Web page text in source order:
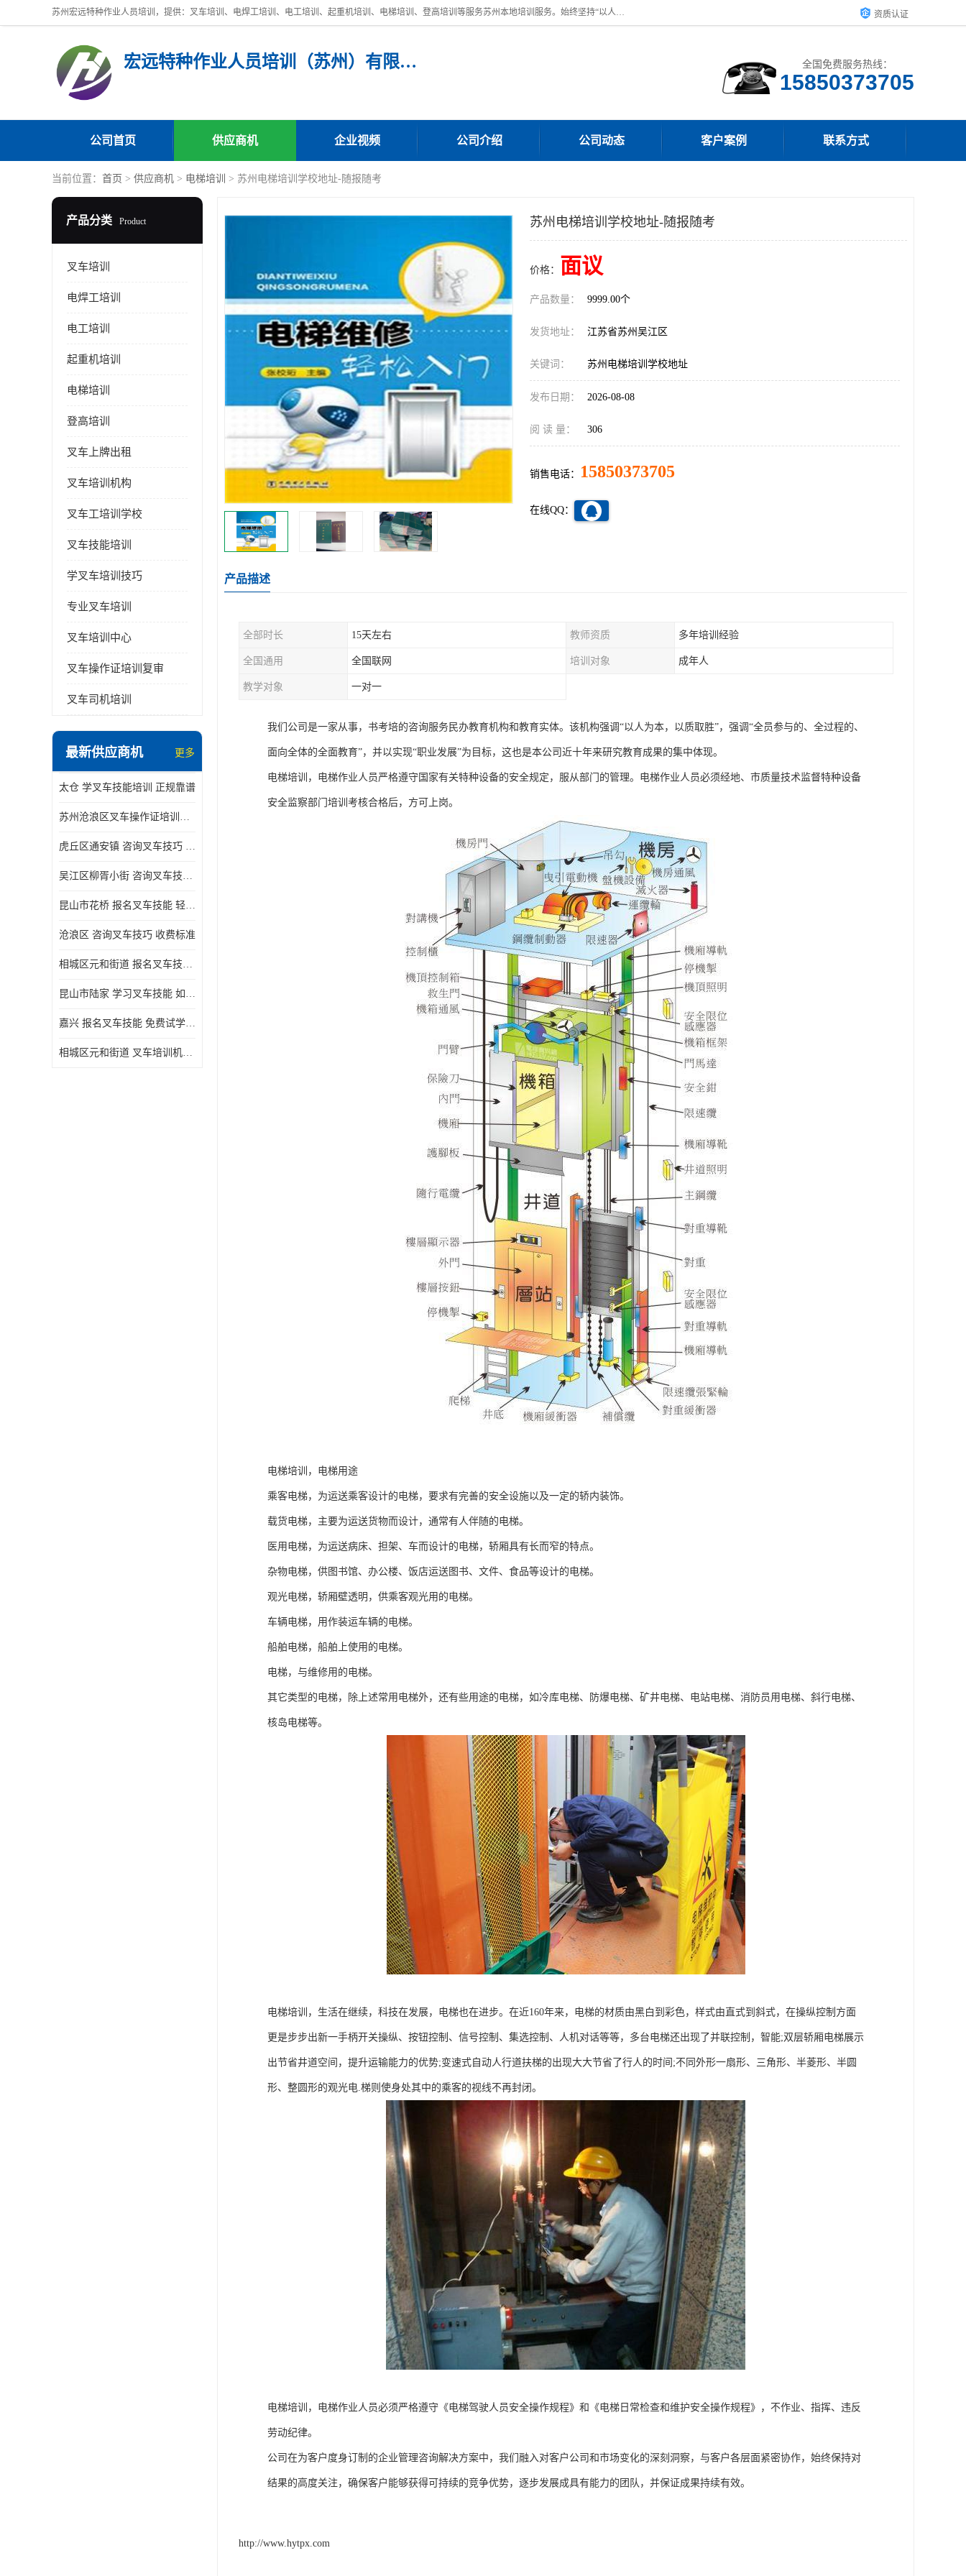
苏州宏远特种作业人员培训，提供：叉车培训、电焊工培训、电工培训、起重机培训、电梯培训、登高培训等服务苏州本地培训服务。始终坚持“以人为本，质量立校”的办学思想，以培养社会应用型人才为己任，明码收费，诚实守信，中途不收任何费用。随到随学，学会为止，一期未学会者免费再学，直到学会为止。 资质认证
宏远特种作业人员培训（苏州）有限公司 全国免费服务热线：
15850373705
公司首页 供应商机 企业视频 公司介绍 公司动态 客户案例 联系方式
当前位置： 首页 > 供应商机 > 电梯培训 > 苏州电梯培训学校地址-随报随考
产品分类 Product
叉车培训
电焊工培训
电工培训
起重机培训
电梯培训
登高培训
叉车上牌出租
叉车培训机构
叉车工培训学校
叉车技能培训
学叉车培训技巧
专业叉车培训
叉车培训中心
叉车操作证培训复审
叉车司机培训
最新供应商机 更多
太仓 学叉车技能培训 正规靠谱
苏州沧浪区叉车操作证培训已更新科目
虎丘区通安镇 咨询叉车技巧 新政策已公布
吴江区柳胥小街 咨询叉车技巧 附近那家正规
昆山市花桥 报名叉车技能 轻松试学无压力
沧浪区 咨询叉车技巧 收费标准
相城区元和街道 报名叉车技能 没有学历怎么办
昆山市陆家 学习叉车技能 如何选择很重要
嘉兴 报名叉车技能 免费试学联系电话
相城区元和街道 叉车培训机构 如何选择很重要
苏州电梯培训学校地址-随报随考
价格： 面议
产品数量： 9999.00个
发货地址： 江苏省苏州吴江区
关键词： 苏州电梯培训学校地址
发布日期： 2026-08-08
阅 读 量： 306
销售电话： 15850373705
在线QQ：
产品描述
全部时长 15天左右 教师资质 多年培训经验
全国通用 全国联网 培训对象 成年人
教学对象 一对一
我们公司是一家从事，书考培的咨询服务民办教育机构和教育实体。该机构强调“以人为本，以质取胜”，强调“全员参与的、全过程的、
面向全体的全面教育”，并以实现“职业发展”为目标，这也是本公司近十年来研究教育成果的集中体现。
电梯培训，电梯作业人员严格遵守国家有关特种设备的安全规定，服从部门的管理。电梯作业人员必须经地、市质量技术监督特种设备
安全监察部门培训考核合格后，方可上岗。
电梯培训，电梯用途
乘客电梯，为运送乘客设计的电梯，要求有完善的安全设施以及一定的轿内装饰。
载货电梯，主要为运送货物而设计，通常有人伴随的电梯。
医用电梯，为运送病床、担架、车而设计的电梯，轿厢具有长而窄的特点。
杂物电梯，供图书馆、办公楼、饭店运送图书、文件、食品等设计的电梯。
观光电梯，轿厢壁透明，供乘客观光用的电梯。
车辆电梯，用作装运车辆的电梯。
船舶电梯，船舶上使用的电梯。
电梯，与维修用的电梯。
其它类型的电梯，除上述常用电梯外，还有些用途的电梯，如冷库电梯、防爆电梯、矿井电梯、电站电梯、消防员用电梯、斜行电梯、
核岛电梯等。
电梯培训，生活在继续，科技在发展，电梯也在进步。在近160年来，电梯的材质由黑白到彩色，样式由直式到斜式，在操纵控制方面
更是步步出新一手柄开关操纵、按钮控制、信号控制、集选控制、人机对话等等，多台电梯还出现了并联控制，智能;双层轿厢电梯展示
出节省井道空间，提升运输能力的优势;变速式自动人行道扶梯的出现大大节省了行人的时间;不同外形一扇形、三角形、半菱形、半圆
形、整圆形的观光电.梯则使身处其中的乘客的视线不再封闭。
电梯培训，电梯作业人员必须严格遵守《电梯驾驶人员安全操作规程》和《电梯日常检查和维护安全操作规程》，不作业、指挥、违反
劳动纪律。
公司在为客户度身订制的企业管理咨询解决方案中，我们融入对客户公司和市场变化的深刻洞察，与客户各层面紧密协作，始终保持对
结果的高度关注，确保客户能够获得可持续的竞争优势，逐步发展成具有能力的团队，并保证成果持续有效。
http://www.hytpx.com